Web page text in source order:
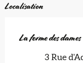
Localisation
La ferme des dames
3 Rue